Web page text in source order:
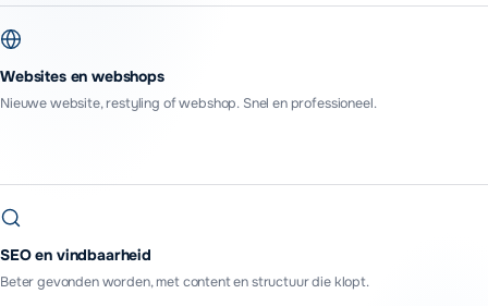
Websites en webshops
Nieuwe website, restyling of webshop. Snel en professioneel.
SEO en vindbaarheid
Beter gevonden worden, met content en structuur die klopt.